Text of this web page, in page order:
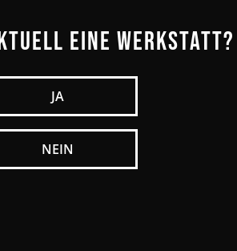
eine Werkstatt?
JA
NEIN